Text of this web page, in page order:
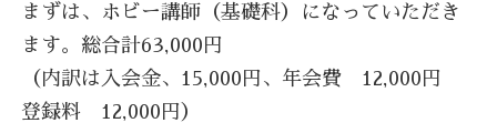
まずは、ホビー講師（基礎科）になっていただき
ます。総合計63,000円
（内訳は入会金、15,000円、年会費 12,000円
登録料 12,000円）